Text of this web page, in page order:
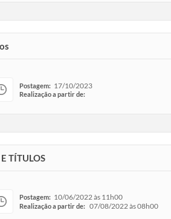
Postagem: 17/10/2023
Realização a partir de:
TÍTULOS
Postagem: 10/06/2022 às 11h00
Realização a partir de: 07/08/2022 às 08h00